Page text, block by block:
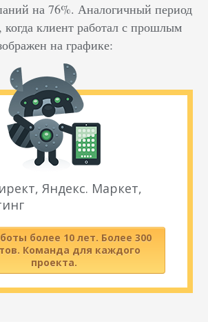
на 76%. Аналогичный период
клиент работал с прошлым
на графике:
Яндекс. Маркет,
более 10 лет. Более 300
Команда для каждого
проекта.